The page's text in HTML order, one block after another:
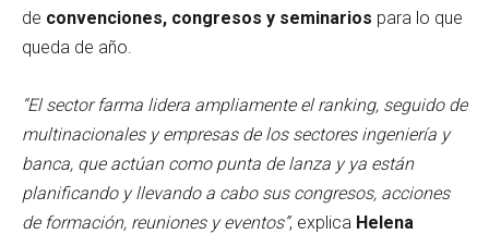
de convenciones, congresos y seminarios para lo que
queda de año.
“El sector farma lidera ampliamente el ranking, seguido de
multinacionales y empresas de los sectores ingeniería y
banca, que actúan como punta de lanza y ya están
planificando y llevando a cabo sus congresos, acciones
de formación, reuniones y eventos”, explica Helena